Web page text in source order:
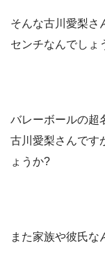
そんな古川愛梨さ
センチなんでしょ
バレーボールの超
古川愛梨さんです
ょうか?
また家族や彼氏な